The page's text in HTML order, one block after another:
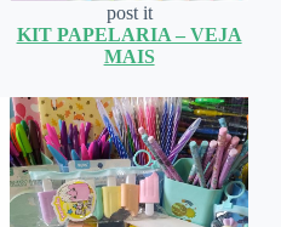
post it
KIT PAPELARIA – VEJA
MAIS